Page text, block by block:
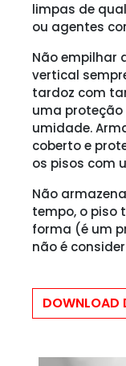
limpas de
ou agentes
Não empilhar
vertical
tardoz com
uma
umidade.
coberto e
os pisos com
Não
tempo, o piso
forma (é um
não é
DOWNLOAD